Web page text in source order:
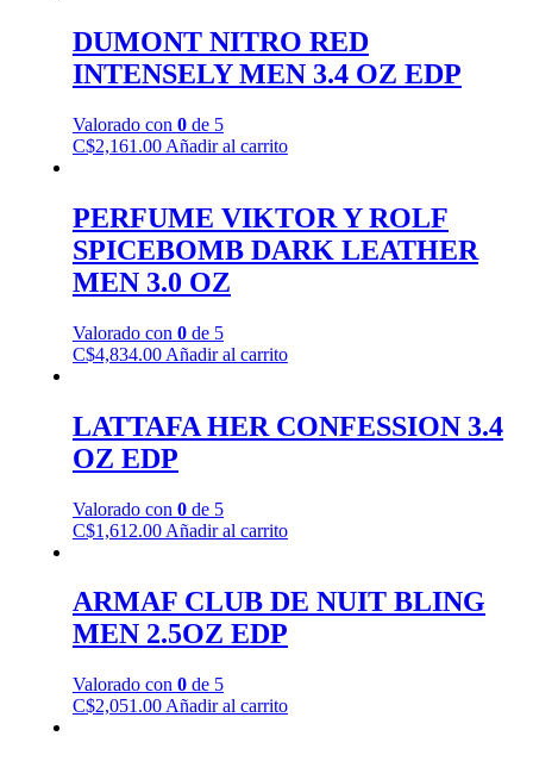
DUMONT NITRO RED
INTENSELY MEN 3.4 OZ EDP
Valorado con 0de 5
C$2,161.00 Añadir al carrito
PERFUME VIKTOR Y ROLF
SPICEBOMB DARK LEATHER
MEN 3.0 OZ
Valorado con 0de 5
C$4,834.00 Añadir al carrito
LATTAFA HER CONFESSION 3.4
OZ EDP
Valorado con 0de 5
C$1,612.00 Añadir al carrito
ARMAF CLUB DE NUIT BLING
MEN 2.5OZ EDP
Valorado con 0de 5
C$2,051.00 Añadir al carrito